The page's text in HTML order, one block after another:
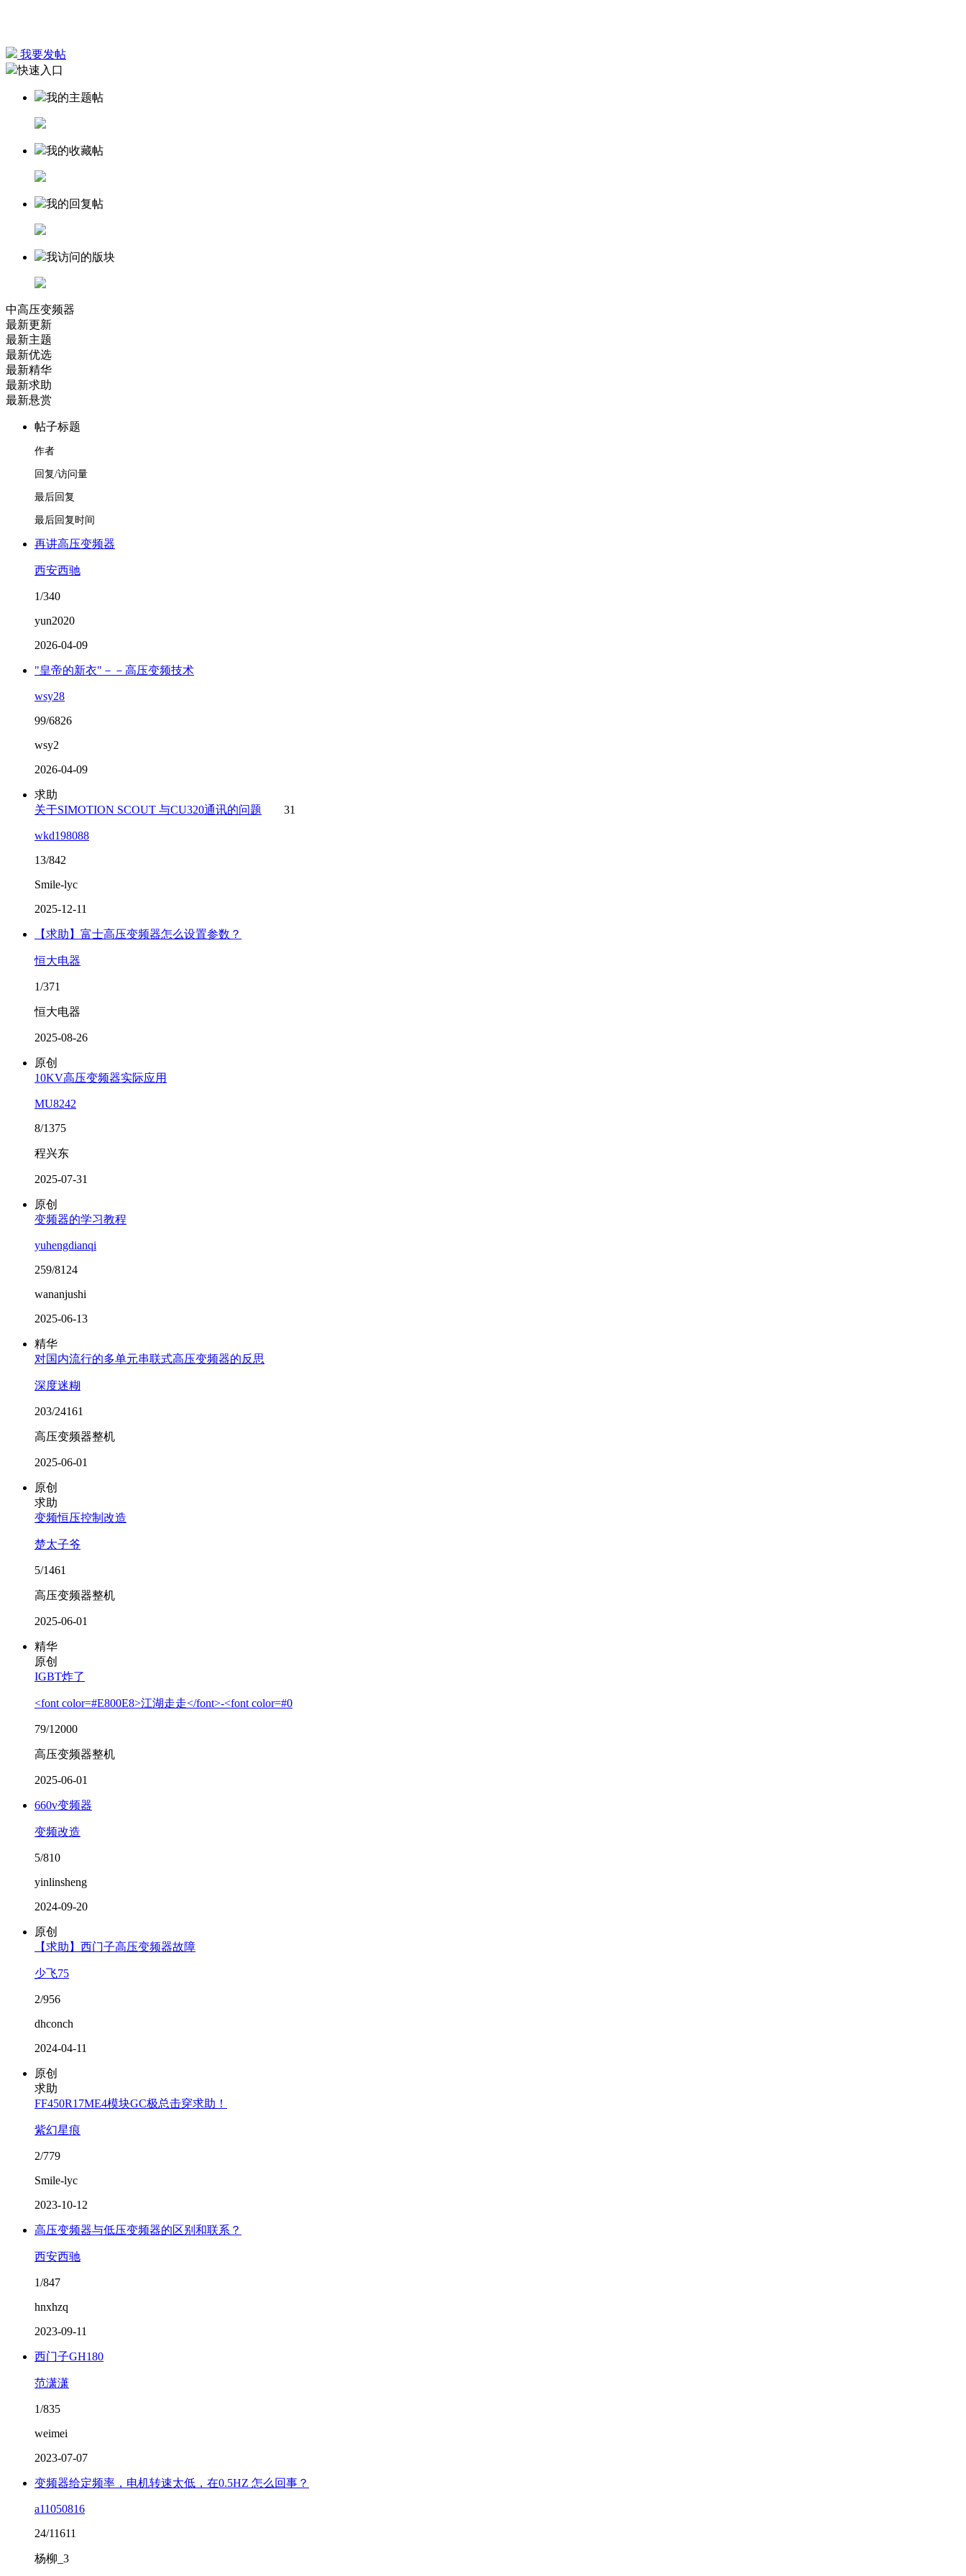
我要发帖
快速入口
我的主题帖
我的收藏帖
我的回复帖
我访问的版块
中高压变频器
最新更新
最新主题
最新优选
最新精华
最新求助
最新悬赏
帖子标题
作者
回复/访问量
最后回复
最后回复时间
再讲高压变频器
西安西驰
1/340
yun2020
2026-04-09
"皇帝的新衣"－－高压变频技术
wsy28
99/6826
wsy2
2026-04-09
求助
关于SIMOTION SCOUT 与CU320通讯的问题
31
wkd198088
13/842
Smile-lyc
2025-12-11
【求助】富士高压变频器怎么设置参数？
恒大电器
1/371
恒大电器
2025-08-26
原创
10KV高压变频器实际应用
MU8242
8/1375
程兴东
2025-07-31
原创
变频器的学习教程
yuhengdianqi
259/8124
wananjushi
2025-06-13
精华
对国内流行的多单元串联式高压变频器的反思
深度迷糊
203/24161
高压变频器整机
2025-06-01
原创
求助
变频恒压控制改造
楚太子爷
5/1461
高压变频器整机
2025-06-01
精华
原创
IGBT炸了
<font color=#E800E8>江湖走走</font>-<font color=#0
79/12000
高压变频器整机
2025-06-01
660v变频器
变频改造
5/810
yinlinsheng
2024-09-20
原创
【求助】西门子高压变频器故障
少飞75
2/956
dhconch
2024-04-11
原创
求助
FF450R17ME4模块GC极总击穿求助！
紫幻星痕
2/779
Smile-lyc
2023-10-12
高压变频器与低压变频器的区别和联系？
西安西驰
1/847
hnxhzq
2023-09-11
西门子GH180
范潇潇
1/835
weimei
2023-07-07
变频器给定频率，电机转速太低，在0.5HZ 怎么回事？
a11050816
24/11611
杨柳_3